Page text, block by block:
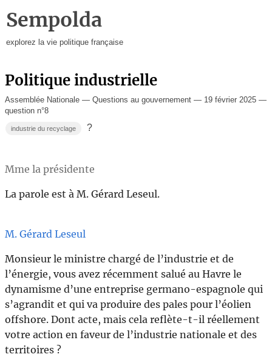
Sempolda
explorez la vie politique française
Politique industrielle
Assemblée Nationale — Questions au gouvernement — 19 février 2025 —
question n°8
industrie du recyclage ?
Mme la présidente
La parole est à M. Gérard Leseul.
M. Gérard Leseul
Monsieur le ministre chargé de l’industrie et de
l’énergie, vous avez récemment salué au Havre le
dynamisme d’une entreprise germano-espagnole qui
s’agrandit et qui va produire des pales pour l’éolien
offshore. Dont acte, mais cela reflète-t-il réellement
votre action en faveur de l’industrie nationale et des
territoires ?